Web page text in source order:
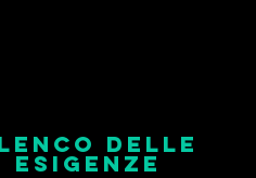
delle
esigenze